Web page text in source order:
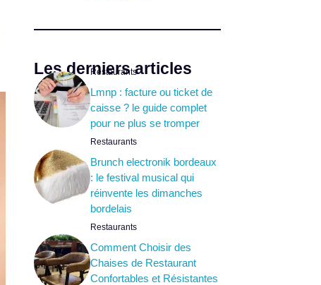
Les derniers articles
Restaurants
Lmnp : facture ou ticket de
caisse ? le guide complet
pour ne plus se tromper
Restaurants
Brunch electronik bordeaux
: le festival musical qui
réinvente les dimanches
bordelais
Restaurants
Comment Choisir des
Chaises de Restaurant
Confortables et Résistantes